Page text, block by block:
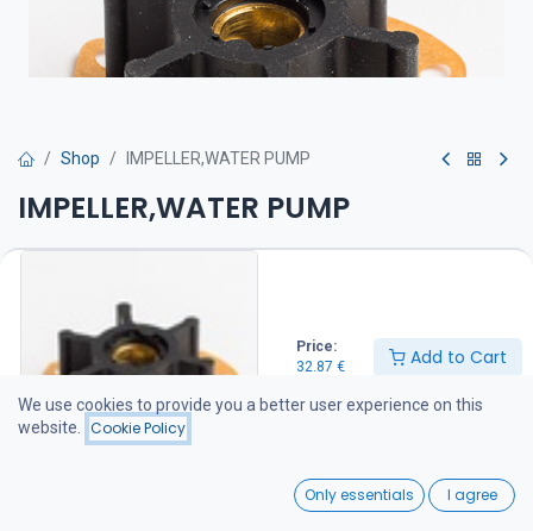
Price:
32.87 € Add to Cart
Wishlist
Shop IMPELLER,WATER PUMP
IMPELLER,WATER PUMP
Siipipyörä on suositeltava pitää varalla veneessä
Add to Cart
Add to wishlist
We use cookies to provide you a better user experience on this
website.
Cookie Policy
Only essentials I agree